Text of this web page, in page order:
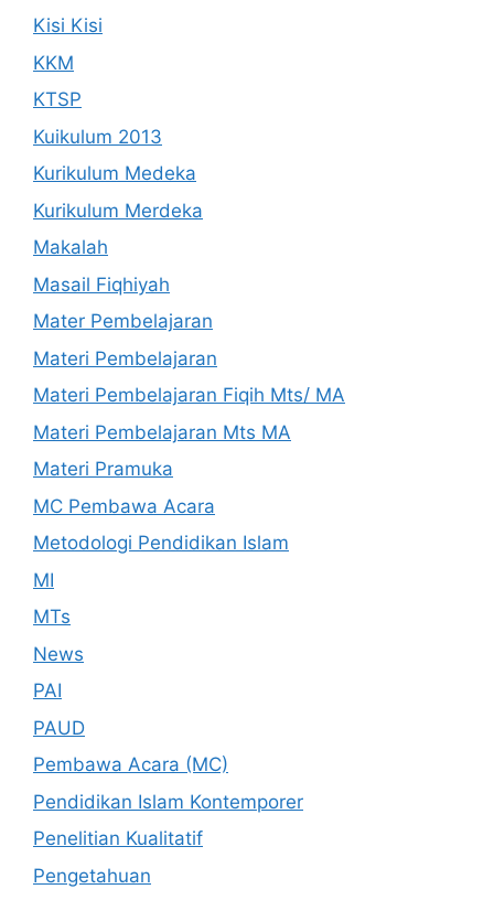
Kisi Kisi
KKM
KTSP
Kuikulum 2013
Kurikulum Medeka
Kurikulum Merdeka
Makalah
Masail Fiqhiyah
Mater Pembelajaran
Materi Pembelajaran
Materi Pembelajaran Fiqih Mts/ MA
Materi Pembelajaran Mts MA
Materi Pramuka
MC Pembawa Acara
Metodologi Pendidikan Islam
MI
MTs
News
PAI
PAUD
Pembawa Acara (MC)
Pendidikan Islam Kontemporer
Penelitian Kualitatif
Pengetahuan